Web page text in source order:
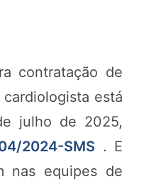
contratação de
está
julho de 2025,
2024-SMS . E
nas equipes de